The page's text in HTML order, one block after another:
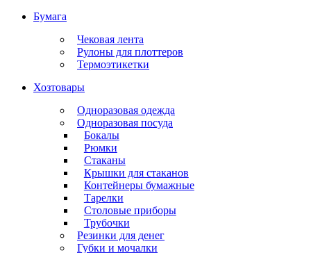
Бумага
Чековая лента
Рулоны для плоттеров
Термоэтикетки
Хозтовары
Одноразовая одежда
Одноразовая посуда
Бокалы
Рюмки
Стаканы
Крышки для стаканов
Контейнеры бумажные
Тарелки
Столовые приборы
Трубочки
Резинки для денег
Губки и мочалки